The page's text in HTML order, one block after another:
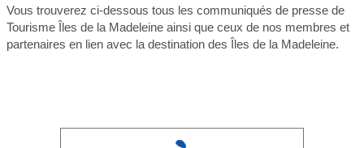
Vous trouverez ci-dessous tous les communiqués de presse de
Tourisme Îles de la Madeleine ainsi que ceux de nos membres et
partenaires en lien avec la destination des Îles de la Madeleine.